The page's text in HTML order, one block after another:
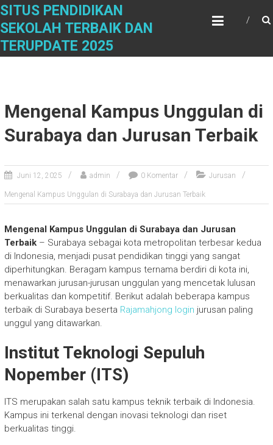
Skip
content
SITUS PENDIDIKAN
SEKOLAH TERBAIK DAN
TERUPDATE 2025
Mengenal Kampus Unggulan di
Surabaya dan Jurusan Terbaik
Juni 12, 2025 admin 0 Komentar Jurusan
Mengenal Kampus Unggulan di Surabaya dan Jurusan Terbaik
Mengenal Kampus Unggulan di Surabaya dan Jurusan
Terbaik– Surabaya sebagai kota metropolitan terbesar kedua
di Indonesia, menjadi pusat pendidikan tinggi yang sangat
diperhitungkan. Beragam kampus ternama berdiri di kota ini,
menawarkan jurusan-jurusan unggulan yang mencetak lulusan
berkualitas dan kompetitif. Berikut adalah beberapa kampus
terbaik di Surabaya beserta Rajamahjong login jurusan paling
unggul yang ditawarkan.
Institut Teknologi Sepuluh
Nopember (ITS)
ITS merupakan salah satu kampus teknik terbaik di Indonesia.
Kampus ini terkenal dengan inovasi teknologi dan riset
berkualitas tinggi.